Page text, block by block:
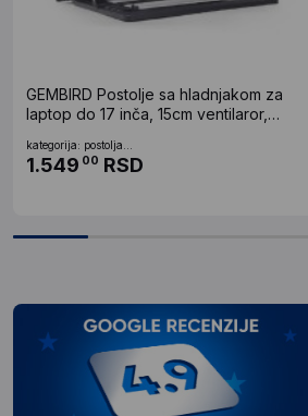
GEMBIRD Postolje sa hladnjakom za
laptop do 17 inča, 15cm ventilaror,
01)
kategorija: postolja...
1.549 00 RSD